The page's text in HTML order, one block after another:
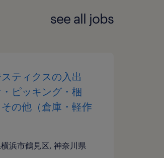
see all jobs
ティクスの入出
ピッキング・梱
の他（倉庫・軽作
浜市鶴見区, 神奈川県